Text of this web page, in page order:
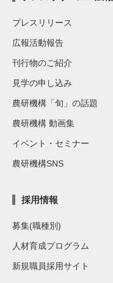
プレスリリース
広報活動報告
刊行物のご紹介
見学の申し込み
農研機構「旬」の話題
農研機構 動画集
イベント・セミナー
農研機構SNS
採用情報
募集(職種別)
人材育成プログラム
新規職員採用サイト